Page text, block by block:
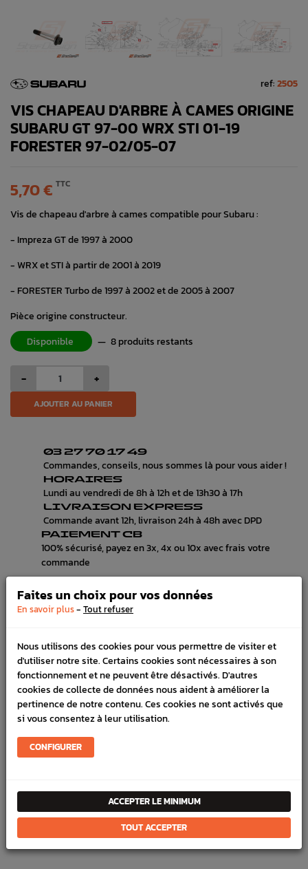
ref:2505
VIS CHAPEAU D'ARBRE À CAMES ORIGINE
SUBARU GT 97-00 WRX STI 01-19
FORESTER 97-02/05-07
5,70 € TTC
Vis de chapeau d'arbre à cames compatible pour Subaru :
- Impreza GT de 1997 à 2000
- WRX et STI à partir de 2001 à 2019
- FORESTER Turbo de 1997 à 2002 et de 2005 à 2007
Pièce origine constructeur.
Disponible
— 8 produits restants
- +
AJOUTER AU PANIER
03 27 70 17 49
Commandes, conseils, nous sommes là pour vous aider !
HORAIRES
Lundi au vendredi de 8h à 12h et de 13h30 à 17h
LIVRAISON EXPRESS
Commande avant 12h, livraison 24h à 48h avec DPD
PAIEMENT CB
100% sécurisé, payez en 3x, 4x ou 10x avec frais votre
commande
DÉTAILS DU PRODUIT
LIVRAISON
VÉHICULES COMPATIBLE
SCHÉMA CONSTRUCTEUR
Marque : SUBARU
Référence :2505
FICHE TECHNIQUE
Haut moteur
Pièces origine constructeur
Faites un choix pour vos données
En savoir plus- Tout refuser
Nous utilisons des cookies pour vous permettre de visiter et
d'utiliser notre site. Certains cookies sont nécessaires à son
fonctionnement et ne peuvent être désactivés. D'autres
cookies de collecte de données nous aident à améliorer la
pertinence de notre contenu. Ces cookies ne sont activés que
si vous consentez à leur utilisation.
CONFIGURER
ACCEPTER LE MINIMUM
TOUT ACCEPTER